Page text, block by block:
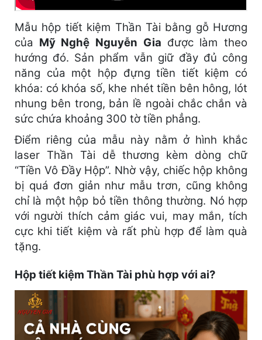
Mẫu hộp tiết kiệm Thần Tài bằng gỗ Hương
của Mỹ Nghệ Nguyễn Gia được làm theo
hướng đó. Sản phẩm vẫn giữ đầy đủ công
năng của một hộp đựng tiền tiết kiệm có
khóa: có khóa số, khe nhét tiền bên hông, lót
nhung bên trong, bản lề ngoài chắc chắn và
sức chứa khoảng 300 tờ tiền phẳng.
Điểm riêng của mẫu này nằm ở hình khắc
laser Thần Tài dễ thương kèm dòng chữ
“Tiền Vô Đầy Hộp”. Nhờ vậy, chiếc hộp không
bị quá đơn giản như mẫu trơn, cũng không
chỉ là một hộp bỏ tiền thông thường. Nó hợp
với người thích cảm giác vui, may mắn, tích
cực khi tiết kiệm và rất phù hợp để làm quà
tặng.
Hộp tiết kiệm Thần Tài phù hợp với ai?